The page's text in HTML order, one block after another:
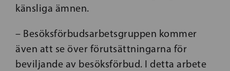
känsliga ämnen.
– Besöksförbudsarbetsgruppen kommer
även att se över förutsättningarna för
beviljande av besöksförbud. I detta arbete